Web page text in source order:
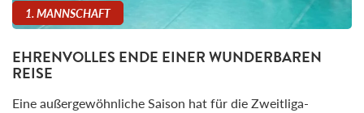
1. MANNSCHAFT
EHRENVOLLES ENDE EINER WUNDERBAREN
REISE
Eine außergewöhnliche Saison hat für die Zweitliga-